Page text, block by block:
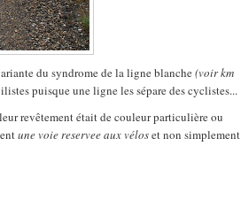
du syndrome de la ligne blanche(voir km
puisque une ligne les sépare des cyclistes...
revêtement était de couleur particulière ou
une voie reservee aux véloset non simplement